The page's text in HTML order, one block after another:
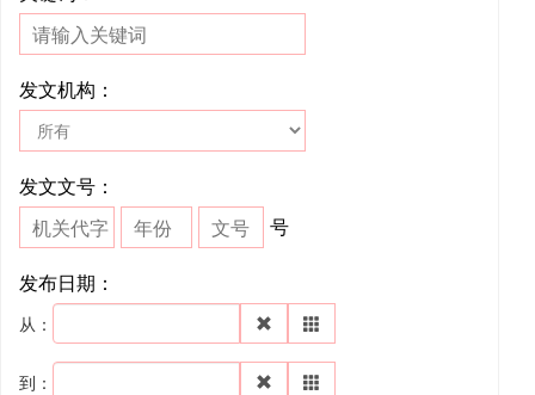
发文机构：
发文文号：
号
发布日期：
从：
到：